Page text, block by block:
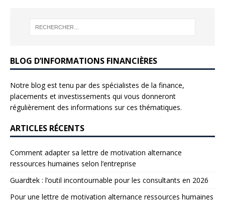
BLOG D’INFORMATIONS FINANCIÈRES
Notre blog est tenu par des spécialistes de la finance,
placements et investissements qui vous donneront
régulièrement des informations sur ces thématiques.
ARTICLES RÉCENTS
Comment adapter sa lettre de motivation alternance
ressources humaines selon l’entreprise
Guardtek : l’outil incontournable pour les consultants en 2026
Pour une lettre de motivation alternance ressources humaines